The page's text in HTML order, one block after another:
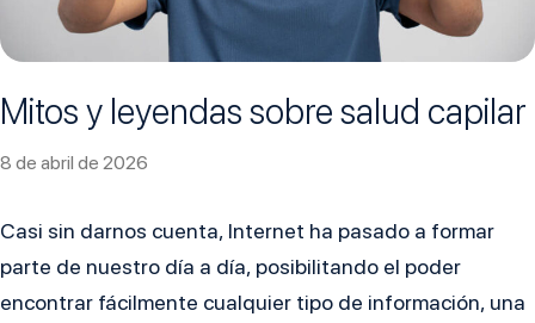
Mitos y leyendas sobre salud capilar
8 de abril de 2026
Casi sin darnos cuenta, Internet ha pasado a formar
parte de nuestro día a día, posibilitando el poder
encontrar fácilmente cualquier tipo de información, una